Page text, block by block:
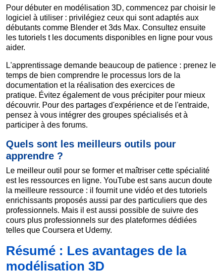
Pour débuter en modélisation 3D, commencez par choisir le
logiciel à utiliser : privilégiez ceux qui sont adaptés aux
débutants comme Blender et 3ds Max. Consultez ensuite
les tutoriels t les documents disponibles en ligne pour vous
aider.
L'apprentissage demande beaucoup de patience : prenez le
temps de bien comprendre le processus lors de la
documentation et la réalisation des exercices de
pratique. Évitez également de vous précipiter pour mieux
découvrir. Pour des partages d'expérience et de l'entraide,
pensez à vous intégrer des groupes spécialisés et à
participer à des forums.
Quels sont les meilleurs outils pour
apprendre ?
Le meilleur outil pour se former et maîtriser cette spécialité
est les ressources en ligne. YouTube est sans aucun doute
la meilleure ressource : il fournit une vidéo et des tutoriels
enrichissants proposés aussi par des particuliers que des
professionnels. Mais il est aussi possible de suivre des
cours plus professionnels sur des plateformes dédiées
telles que Coursera et Udemy.
Résumé : Les avantages de la
modélisation 3D